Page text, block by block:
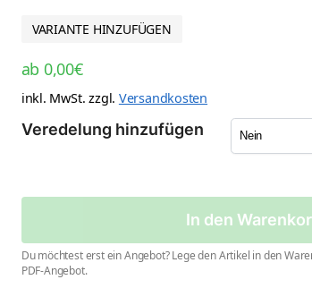
VARIANTE HINZUFÜGEN
ab 0,00€
inkl. MwSt. zzgl. Versandkosten
Veredelung hinzufügen
In den
Du möchtest erst ein Angebot? Lege den Artikel in den
PDF-Angebot.